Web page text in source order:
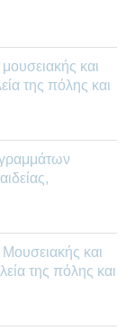
και
της πόλης και
και
της πόλης και